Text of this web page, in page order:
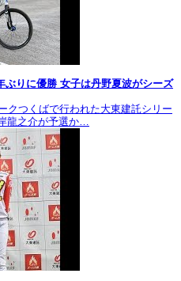
りに優勝 女子は丹野夏波がシーズ
クつくばで行われた大東建託シリー
龍之介が予選か…